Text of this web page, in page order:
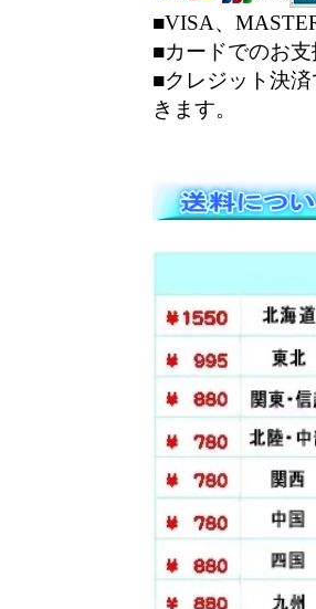
■VISA、
■カードでのお
■クレジット決
きます。